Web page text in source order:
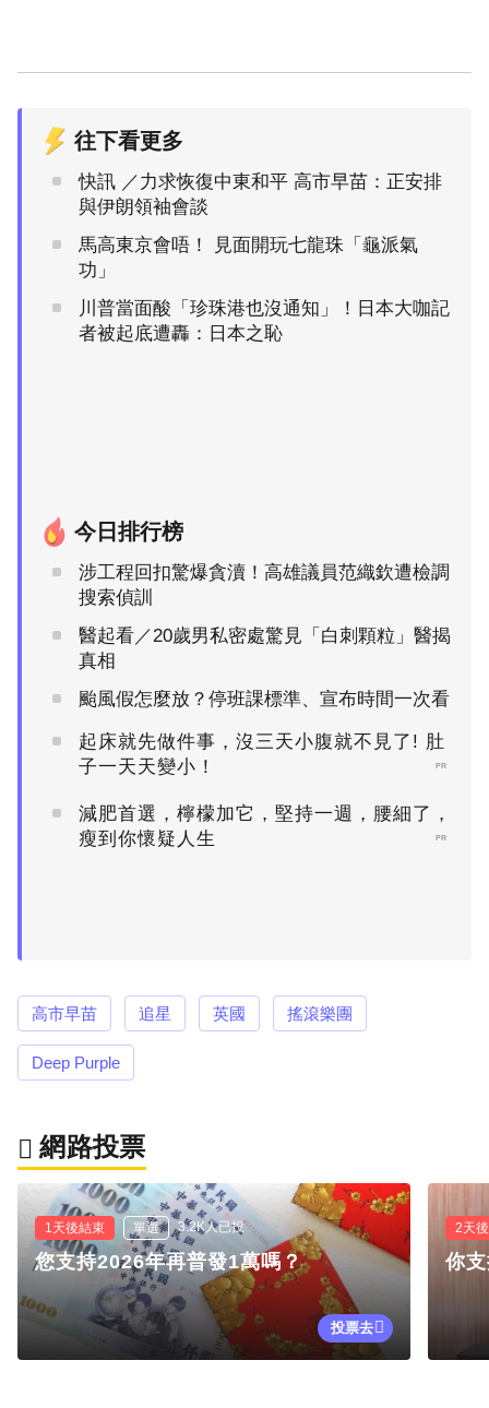
往下看更多
快訊 ／力求恢復中東和平 高市早苗：正安排
與伊朗領袖會談
馬高東京會唔！ 見面開玩七龍珠「龜派氣
功」
川普當面酸「珍珠港也沒通知」！日本大咖記
者被起底遭轟：日本之恥
今日排行榜
涉工程回扣驚爆貪瀆！高雄議員范織欽遭檢調
搜索偵訓
醫起看／20歲男私密處驚見「白刺顆粒」醫揭
真相
颱風假怎麼放？停班課標準、宣布時間一次看
起床就先做件事，沒三天小腹就不見了! 肚
子一天天變小！
PR
減肥首選，檸檬加它，堅持一週，腰細了，
瘦到你懷疑人生
PR
高市早苗 追星 英國 搖滾樂團
Deep Purple
網路投票
1天後結束 單選 3.2K人已投
您支持2026年再普發1萬嗎？
投票去
2天
你